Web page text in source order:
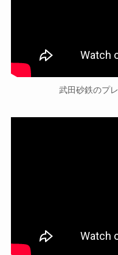
武田砂鉄のプ